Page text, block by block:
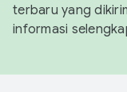
terbaru yang
informasi